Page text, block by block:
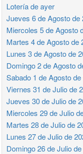
Lotería de ayer
Jueves 6 de Agosto de
Miercoles 5 de Agosto
Martes 4 de Agosto de
Lunes 3 de Agosto de
Domingo 2 de Agosto
Sabado 1 de Agosto de
Viernes 31 de Julio de
Jueves 30 de Julio de
Miercoles 29 de Julio
Martes 28 de Julio de
Lunes 27 de Julio de
Domingo 26 de Julio